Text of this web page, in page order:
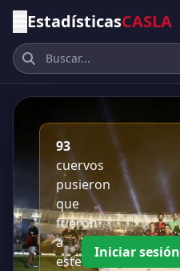
EstadísticasCASLA
93
cuervos
pusieron
que
fueron
a
este
Iniciar sesión